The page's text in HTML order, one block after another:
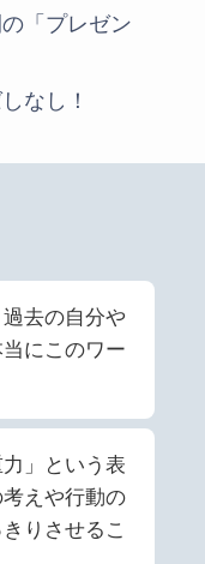
「プレゼン
なし！
去の自分や
にこのワー
」という表
えや行動の
りさせるこ